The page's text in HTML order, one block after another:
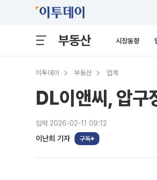
부동산 시장동향
이투데이 부동산 업계
DL이앤씨, 압구
입력 2026-02-11 09:12
이난희 기자 구독